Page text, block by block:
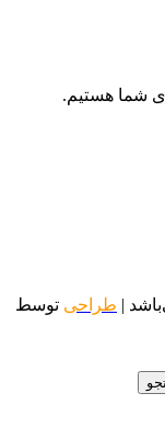
| طراحی توسط